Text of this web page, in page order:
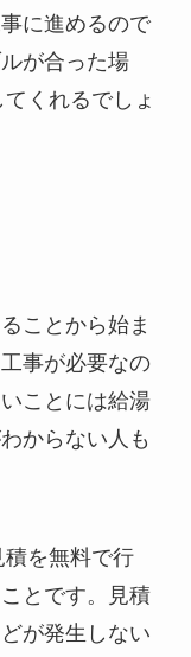
に進めるので
が合った場
くれるでしょ
ことから始ま
事が必要なの
ことには給湯
からない人も
を無料で行
とです。見積
が発生しない